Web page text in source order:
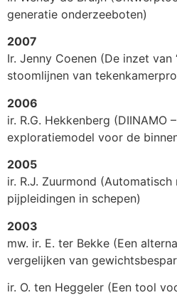
generatie onderzeeboten)
2007
Ir. Jenny Coenen (De inzet van
stoomlijnen van
2006
ir. R.G. Hekkenberg (DIINAMO
exploratiemodel voor de
2005
ir. R.J. Zuurmond
pijpleidingen in schepen)
2003
mw. ir. E. ter Bekke (Een
vergelijken van
ir. O. ten Heggeler (Een tool